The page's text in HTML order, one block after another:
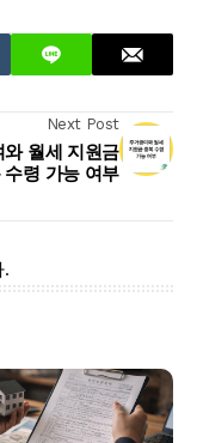
Next Post
와 월세 지원금
수령 가능 여부